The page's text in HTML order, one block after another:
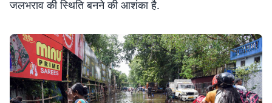
जलभराव की स्थिति बनने की आशंका है.